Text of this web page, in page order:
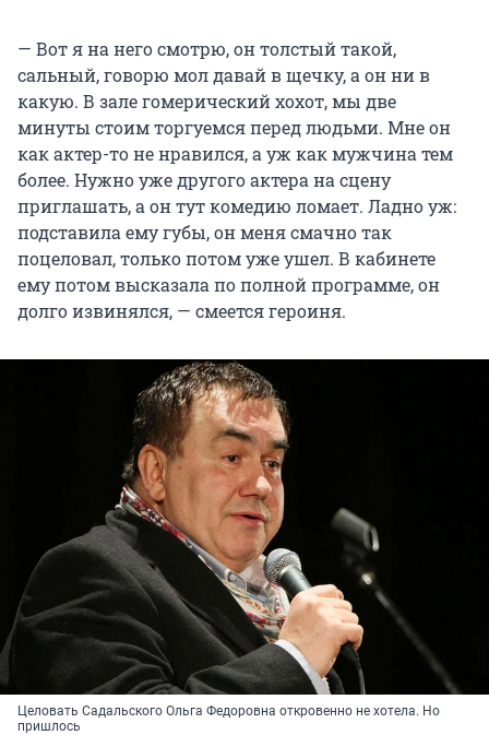
— Вот я на него смотрю, он толстый такой,
сальный, говорю мол давай в щечку, а он ни в
какую. В зале гомерический хохот, мы две
минуты стоим торгуемся перед людьми. Мне он
как актер-то не нравился, а уж как мужчина тем
более. Нужно уже другого актера на сцену
приглашать, а он тут комедию ломает. Ладно уж:
подставила ему губы, он меня смачно так
поцеловал, только потом уже ушел. В кабинете
ему потом высказала по полной программе, он
долго извинялся, — смеется героиня.
Целовать Садальского Ольга Федоровна откровенно не хотела. Но
пришлось